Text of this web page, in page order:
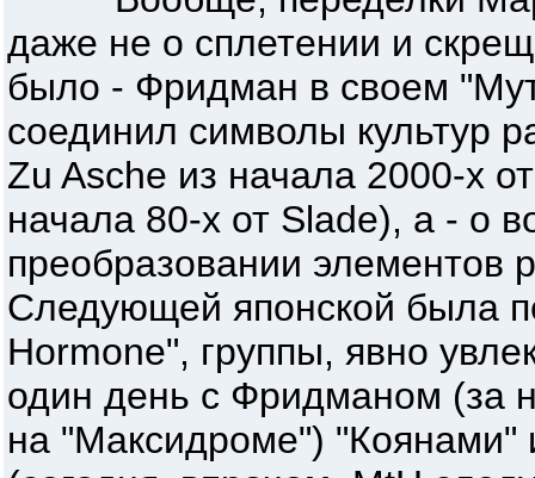
даже не о сплетении и
было - Фридман в своем
соединил символы культур
Zu Asche из начала 2000-х
начала 80-х от Slade), а - о
преобразовании элементов
Следующей японской была
Hormone", группы, явно
один день с Фридманом (за
на "Максидроме")